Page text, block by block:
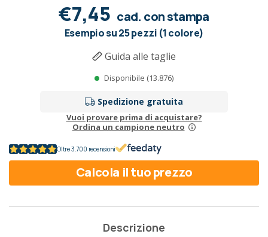
€7,45 cad. con stampa
Esempio su 25 pezzi (1 colore)
Guida alle taglie
Disponibile (13.876)
Spedizione gratuita
Vuoi provare prima di acquistare?
Ordina un campione neutro
Oltre 3.700 recensioni
Calcola il tuo prezzo
Descrizione